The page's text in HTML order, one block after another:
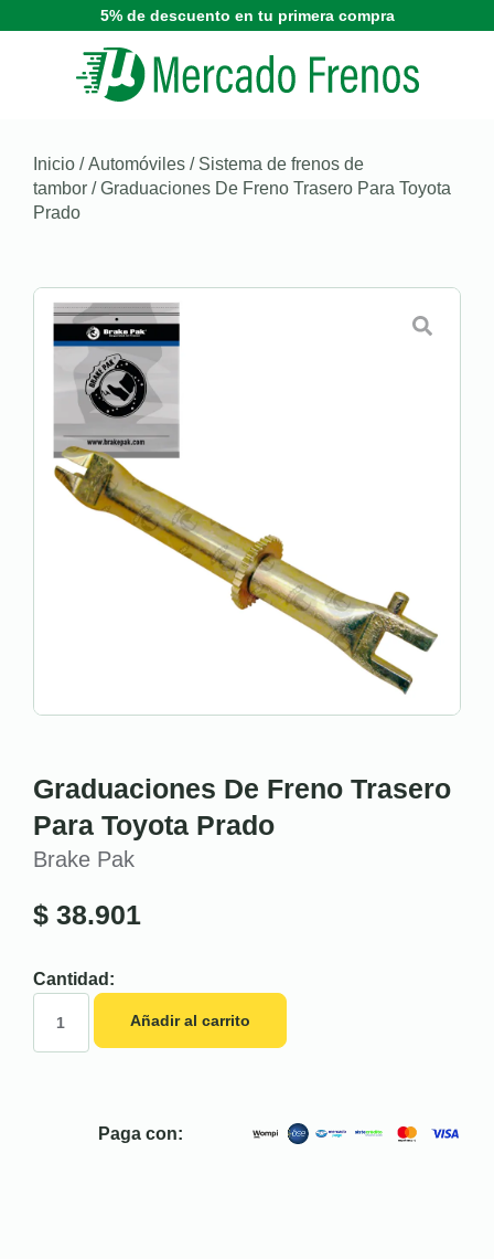
5% de descuento en tu primera compra
Inicio /Automóviles / Sistema de frenos de
tambor / Graduaciones De Freno Trasero Para Toyota
Prado
Graduaciones De Freno Trasero
Para Toyota Prado
Brake Pak
$ 38.901
Cantidad:
Añadir al carrito
Paga con: